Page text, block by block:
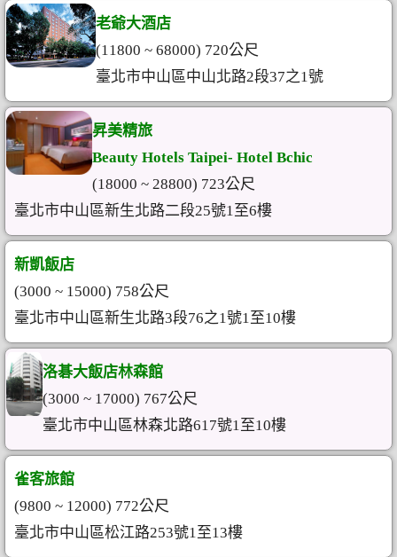
老爺大酒店
(11800 ~ 68000) 720公尺
臺北市中山區中山北路2段37之1號
昇美精旅
Beauty Hotels Taipei- Hotel Bchic
(18000 ~ 28800) 723公尺
臺北市中山區新生北路二段25號1至6樓
新凱飯店
(3000 ~ 15000) 758公尺
臺北市中山區新生北路3段76之1號1至10樓
洛碁大飯店林森館
(3000 ~ 17000) 767公尺
臺北市中山區林森北路617號1至10樓
雀客旅館
(9800 ~ 12000) 772公尺
臺北市中山區松江路253號1至13樓